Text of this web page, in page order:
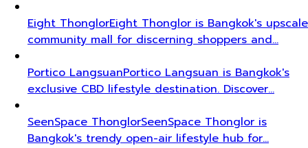
Eight ThonglorEight Thonglor is Bangkok's upscale
community mall for discerning shoppers and…
Portico LangsuanPortico Langsuan is Bangkok's
exclusive CBD lifestyle destination. Discover…
SeenSpace ThonglorSeenSpace Thonglor is
Bangkok's trendy open-air lifestyle hub for…